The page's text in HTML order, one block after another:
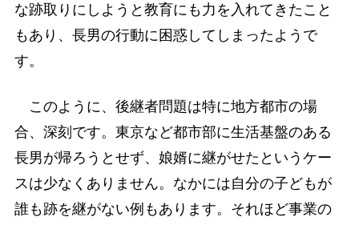
な跡取りにしようと教育にも力を入れてきたこと
もあり、長男の行動に困惑してしまったようで
す。
このように、後継者問題は特に地方都市の場
合、深刻です。東京など都市部に生活基盤のある
長男が帰ろうとせず、娘婿に継がせたというケー
スは少なくありません。なかには自分の子どもが
誰も跡を継がない例もあります。それほど事業の